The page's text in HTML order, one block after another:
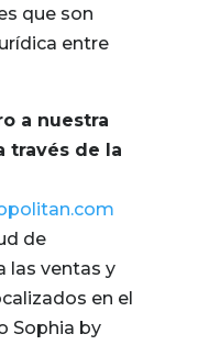
que son
entre
a nuestra
través de la
de
las ventas y
en el
Sophia by